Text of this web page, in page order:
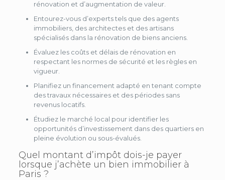
rénovation et d’augmentation de valeur.
Entourez-vous d’experts tels que des agents
immobiliers, des architectes et des artisans
spécialisés dans la rénovation de biens anciens.
Évaluez les coûts et délais de rénovation en
respectant les normes de sécurité et les règles en
vigueur.
Planifiez un financement adapté en tenant compte
des travaux nécessaires et des périodes sans
revenus locatifs.
Étudiez le marché local pour identifier les
opportunités d’investissement dans des quartiers en
pleine évolution ou sous-évalués.
Quel montant d’impôt dois-je payer
lorsque j’achète un bien immobilier à
Paris ?